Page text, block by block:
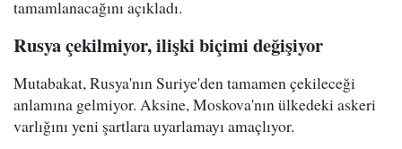
tamamlanacağını açıkladı.
Rusya çekilmiyor, ilişki biçimi değişiyor
Mutabakat, Rusya'nın Suriye'den tamamen çekileceği
anlamına gelmiyor. Aksine, Moskova'nın ülkedeki askeri
varlığını yeni şartlara uyarlamayı amaçlıyor.